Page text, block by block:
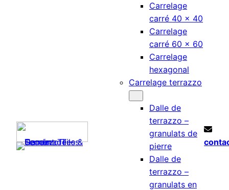
Carrelage
carré 40 × 40
Carrelage
carré 60 × 60
Carrelage
hexagonal
Carrelage terrazzo
Dalle de
terrazzo –
granulats de
pierre
Dalle de
terrazzo –
granulats en